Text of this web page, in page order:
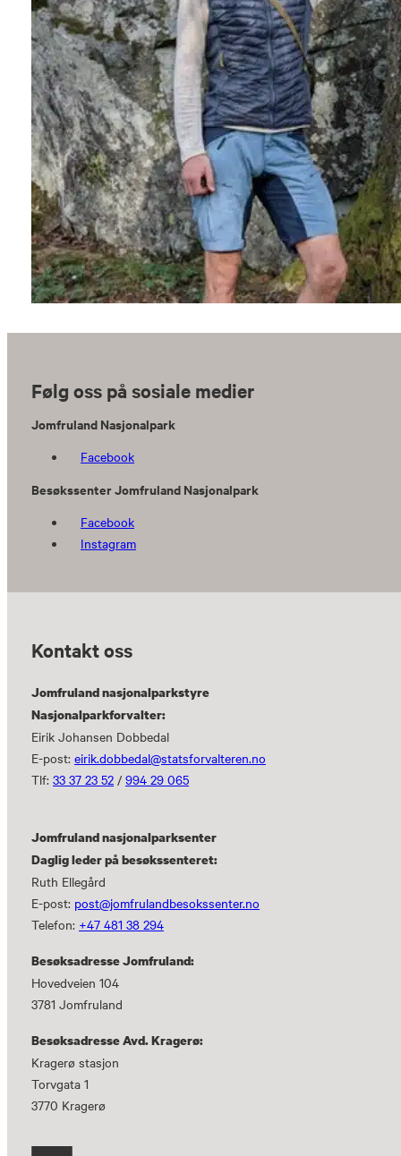
Følg oss på sosiale medier
Jomfruland Nasjonalpark
Facebook
Besøkssenter Jomfruland Nasjonalpark
Facebook
Instagram
Kontakt oss
Jomfruland nasjonalparkstyre
Nasjonalparkforvalter:
Eirik Johansen Dobbedal
E-post:eirik.dobbedal@statsforvalteren.no
Tlf:33 37 23 52 /994 29 065
Jomfruland nasjonalparksenter
Daglig leder på besøkssenteret:
Ruth Ellegård
E-post: post@jomfrulandbesokssenter.no
Telefon: +47 481 38 294
Besøksadresse Jomfruland:
Hovedveien 104
3781 Jomfruland
Besøksadresse Avd. Kragerø:
Kragerø stasjon
Torvgata 1
3770 Kragerø